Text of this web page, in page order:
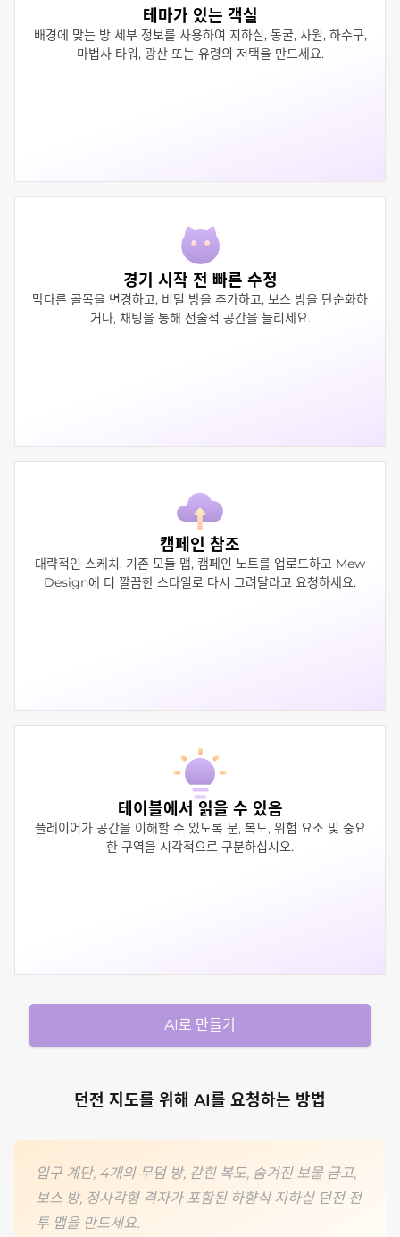
테마가 있는 객실
배경에 맞는 방 세부 정보를 사용하여 지하실, 동굴, 사원, 하수구,
마법사 타워, 광산 또는 유령의 저택을 만드세요.
경기 시작 전 빠른 수정
막다른 골목을 변경하고, 비밀 방을 추가하고, 보스 방을 단순화하
거나, 채팅을 통해 전술적 공간을 늘리세요.
캠페인 참조
대략적인 스케치, 기존 모듈 맵, 캠페인 노트를 업로드하고 Mew
Design에 더 깔끔한 스타일로 다시 그려달라고 요청하세요.
테이블에서 읽을 수 있음
플레이어가 공간을 이해할 수 있도록 문, 복도, 위험 요소 및 중요
한 구역을 시각적으로 구분하십시오.
AI로 만들기
던전 지도를 위해 AI를 요청하는 방법
입구 계단, 4개의 무덤 방, 갇힌 복도, 숨겨진 보물 금고,
보스 방, 정사각형 격자가 포함된 하향식 지하실 던전 전
투 맵을 만드세요.